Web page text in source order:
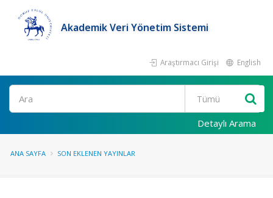
Akademik Veri Yönetim Sistemi
Araştırmacı Girişi English
Ara
Detaylı Arama
ANA SAYFA SON EKLENEN YAYINLAR